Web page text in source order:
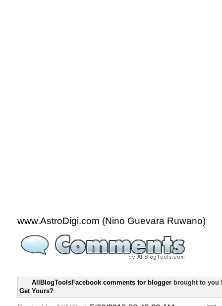
www.AstroDigi.com (Nino Guevara Ruwano)
AllBlogToolsFacebook comments for blogger brought to you
Get Yours?